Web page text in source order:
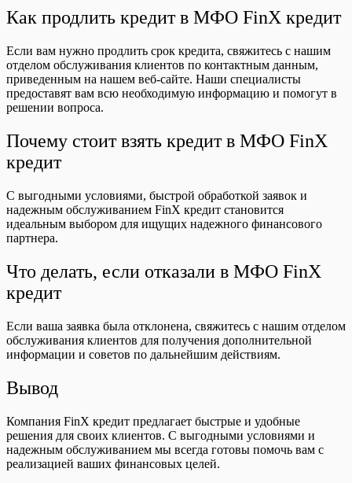
Как продлить кредит в МФО FinX кредит
Если вам нужно продлить срок кредита, свяжитесь с нашим
отделом обслуживания клиентов по контактным данным,
приведенным на нашем веб-сайте. Наши специалисты
предоставят вам всю необходимую информацию и помогут в
решении вопроса.
Почему стоит взять кредит в МФО FinX
кредит
С выгодными условиями, быстрой обработкой заявок и
надежным обслуживанием FinX кредит становится
идеальным выбором для ищущих надежного финансового
партнера.
Что делать, если отказали в МФО FinX
кредит
Если ваша заявка была отклонена, свяжитесь с нашим отделом
обслуживания клиентов для получения дополнительной
информации и советов по дальнейшим действиям.
Вывод
Компания FinX кредит предлагает быстрые и удобные
решения для своих клиентов. С выгодными условиями и
надежным обслуживанием мы всегда готовы помочь вам с
реализацией ваших финансовых целей.